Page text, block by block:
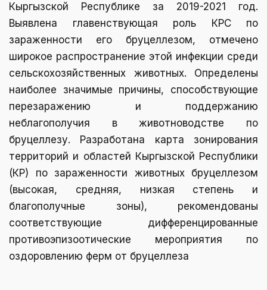
Кыргызской Республике за 2019-2021 год.
Выявлена главенствующая роль КРС по
зараженности его бруцеллезом, отмечено
широкое распространение этой инфекции среди
сельскохозяйственных животных. Определены
наиболее значимые причины, способствующие
перезаражению и поддержанию
неблагополучия в животноводстве по
бруцеллезу. Разработана карта зонирования
территорий и областей Кыргызской Республики
(КР) по зараженности животных бруцеллезом
(высокая, средняя, низкая степень и
благополучные зоны), рекомендованы
соответствующие дифференцированные
противоэпизоотические мероприятия по
оздоровлению ферм от бруцеллеза